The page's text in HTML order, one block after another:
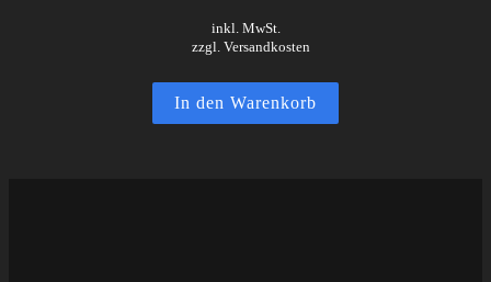
inkl. MwSt.
zzgl. Versandkosten
In den Warenkorb